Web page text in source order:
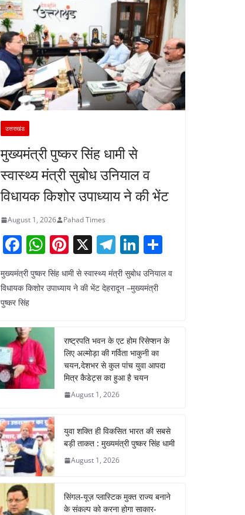
उत्तराखंड
मुख्यमंत्री पुष्कर सिंह धामी से
स्वास्थ्य मंत्री सुबोध उनियाल व
विधायक किशोर उपाध्याय ने की भेंट
August 1, 2026 Pahad Times
F
a
c
e
o
o
k
W
h
at
p
Pi
nt
er
X T
el
e
gr
m
Li
n
k
n
ar
मुख्यमंत्री पुष्कर सिंह धामी से स्वास्थ्य मंत्री सुबोध उनियाल व
विधायक किशोर उपाध्याय ने की भेंट देहरादून –मुख्यमंत्री
पुष्कर सिंह
राष्ट्रपति भवन के एट होम रिसेप्शन के
लिए अल्मोड़ा की गर्विता भाकुनी का
चयन,देशभर से कुल पांच युवा आपदा
मित्र कैडेट्स का हुआ है चयन
August 1, 2026
युवा शक्ति ही विकसित भारत की सबसे
बड़ी ताकत : मुख्यमंत्री पुष्कर सिंह धामी
August 1, 2026
सिंगल-यूज़ प्लास्टिक मुक्त राज्य बनाने
के संकल्प को करना होगा साकार-